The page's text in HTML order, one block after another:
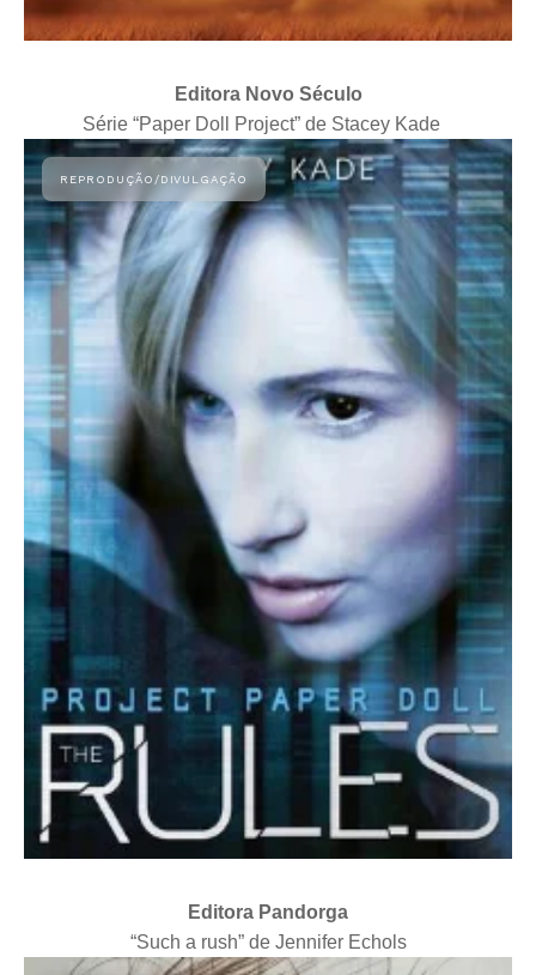
Editora Novo Século
Série “Paper Doll Project” de Stacey Kade
Editora Pandorga
“Such a rush” de Jennifer Echols